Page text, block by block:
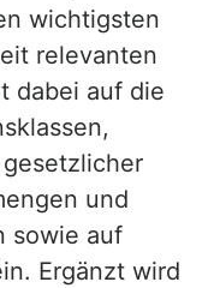
wichtigsten
relevanten
dabei auf die
und
sowie auf
Ergänzt wird